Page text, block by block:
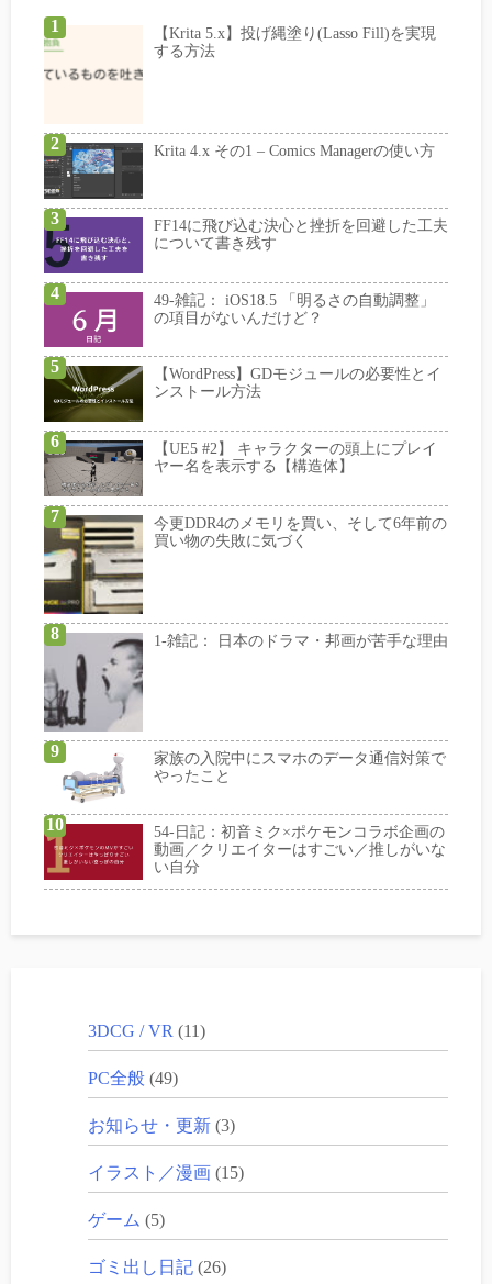
【Krita 5.x】投げ縄塗り(Lasso Fill)を実現
する方法
Krita 4.x その1 – Comics Managerの使い方
FF14に飛び込む決心と挫折を回避した工夫
について書き残す
49-雑記： iOS18.5 「明るさの自動調整」
の項目がないんだけど？
【WordPress】GDモジュールの必要性とイ
ンストール方法
【UE5 #2】 キャラクターの頭上にプレイ
ヤー名を表示する【構造体】
今更DDR4のメモリを買い、そして6年前の
買い物の失敗に気づく
1-雑記： 日本のドラマ・邦画が苦手な理由
家族の入院中にスマホのデータ通信対策で
やったこと
54-日記：初音ミク×ポケモンコラボ企画の
動画／クリエイターはすごい／推しがいな
い自分
3DCG / VR (11)
PC全般 (49)
お知らせ・更新 (3)
イラスト／漫画 (15)
ゲーム (5)
ゴミ出し日記 (26)